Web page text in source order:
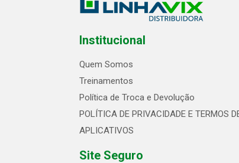
Institucional
Quem Somos
Treinamentos
Política de Troca e Devolução
POLÍTICA DE PRIVACIDADE E TERMOS
APLICATIVOS
Site Seguro